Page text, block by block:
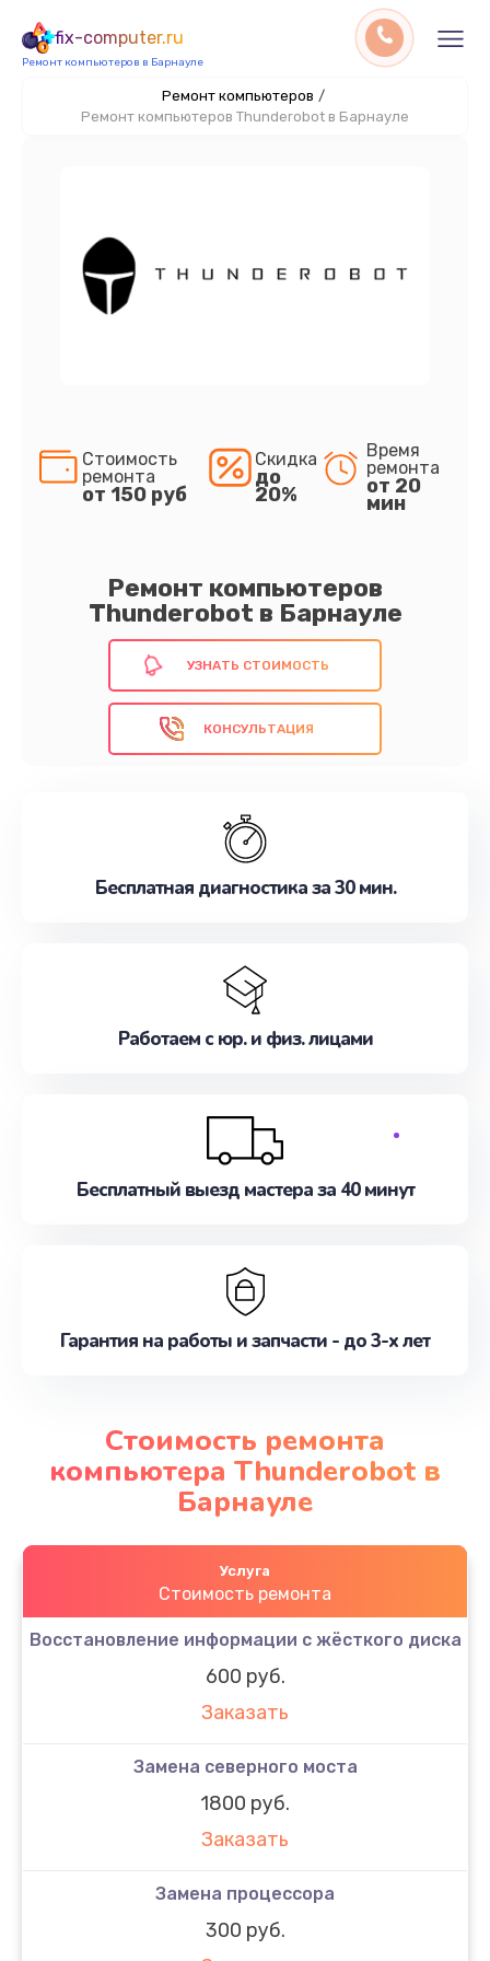
fix-computer.ru
Ремонт компьютеров в Барнауле
Ремонт компьютеров /
Ремонт компьютеров Thunderobot в Барнауле
Ремонт компьютеров
Thunderobot в Барнауле
Стоимость
ремонта
от 150 руб
Скидка
до
20%
Время
ремонта
от 20
мин
УЗНАТЬ СТОИМОСТЬ
КОНСУЛЬТАЦИЯ
Бесплатная диагностика за 30 мин.
Работаем с юр. и физ. лицами
Бесплатный выезд мастера за 40 минут
Гарантия на работы и запчасти - до 3-х лет
Стоимость ремонта
компьютера Thunderobot в
Барнауле
Услуга
Стоимость ремонта
Восстановление информации с жёсткого диска
600 руб.
Заказать
Замена северного моста
1800 руб.
Заказать
Замена процессора
300 руб.